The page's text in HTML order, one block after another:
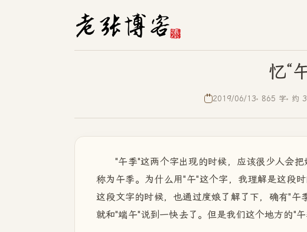
忆“
2019/06/13 865 字 约
"午季"这两个字出现的时候，应该很少人会
称为午季。为什么用"午"这个字，我理解是这段
这段文字的时候，也通过度娘了解了下，确有"
就和"端午"说到一快去了。但是我们这个地方的"